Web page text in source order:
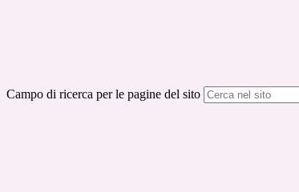
Campo di ricerca per le pagine del sito